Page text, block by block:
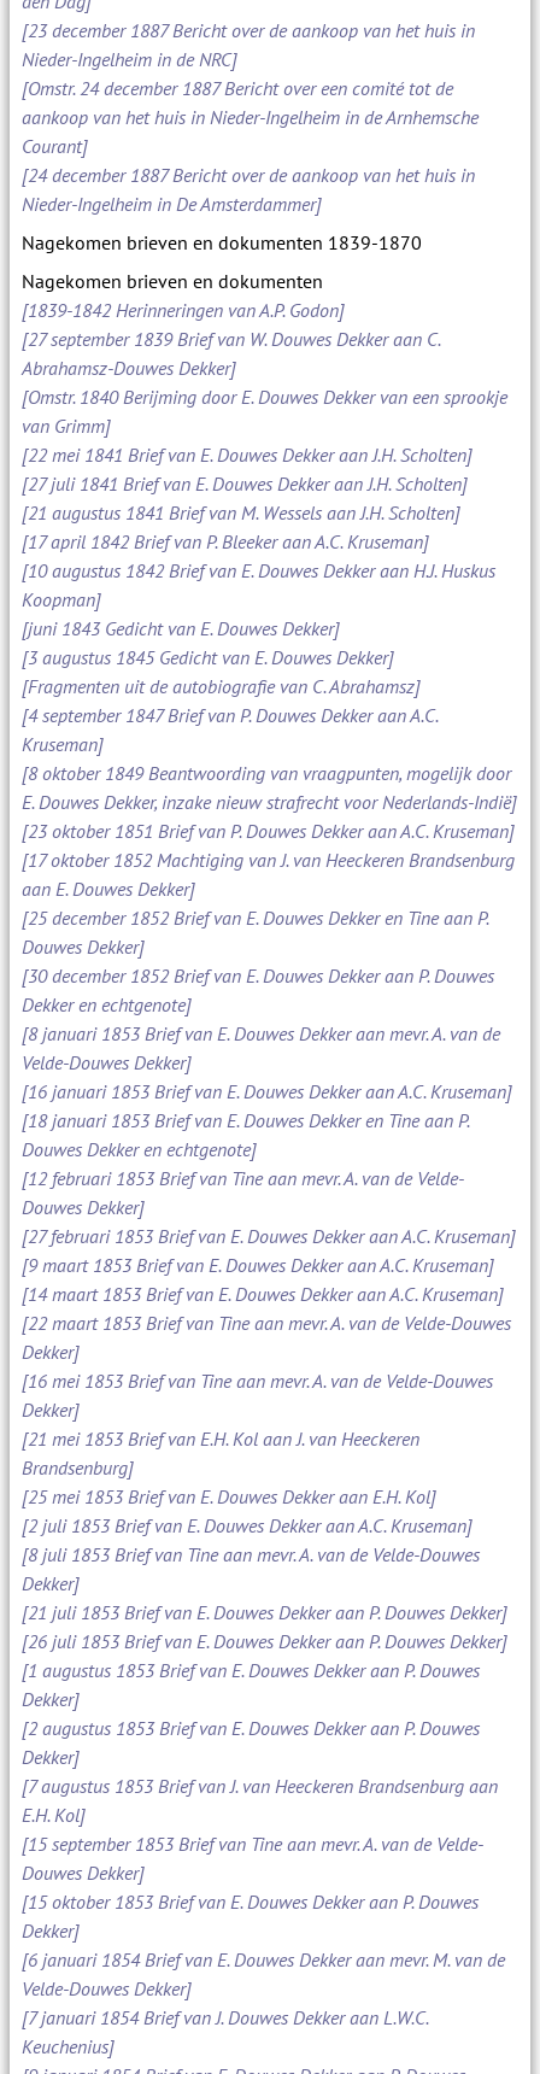
[23 december 1887 Bericht over de aankoop van het huis in
Nieder-Ingelheim in de NRC]
[Omstr. 24 december 1887 Bericht over een comité tot de
aankoop van het huis in Nieder-Ingelheim in de Arnhemsche
Courant]
[24 december 1887 Bericht over de aankoop van het huis in
Nieder-Ingelheim in De Amsterdammer]
Nagekomen brieven en dokumenten 1839-1870
Nagekomen brieven en dokumenten
[1839-1842 Herinneringen van A.P. Godon]
[27 september 1839 Brief van W. Douwes Dekker aan C.
Abrahamsz-Douwes Dekker]
[Omstr. 1840 Berijming door E. Douwes Dekker van een sprookje
van Grimm]
[22 mei 1841 Brief van E. Douwes Dekker aan J.H. Scholten]
[27 juli 1841 Brief van E. Douwes Dekker aan J.H. Scholten]
[21 augustus 1841 Brief van M. Wessels aan J.H. Scholten]
[17 april 1842 Brief van P. Bleeker aan A.C. Kruseman]
[10 augustus 1842 Brief van E. Douwes Dekker aan H.J. Huskus
Koopman]
[juni 1843 Gedicht van E. Douwes Dekker]
[3 augustus 1845 Gedicht van E. Douwes Dekker]
[Fragmenten uit de autobiografie van C. Abrahamsz]
[4 september 1847 Brief van P. Douwes Dekker aan A.C.
Kruseman]
[8 oktober 1849 Beantwoording van vraagpunten, mogelijk door
E. Douwes Dekker, inzake nieuw strafrecht voor Nederlands-Indië]
[23 oktober 1851 Brief van P. Douwes Dekker aan A.C. Kruseman]
[17 oktober 1852 Machtiging van J. van Heeckeren Brandsenburg
aan E. Douwes Dekker]
[25 december 1852 Brief van E. Douwes Dekker en Tine aan P.
Douwes Dekker]
[30 december 1852 Brief van E. Douwes Dekker aan P. Douwes
Dekker en echtgenote]
[8 januari 1853 Brief van E. Douwes Dekker aan mevr. A. van de
Velde-Douwes Dekker]
[16 januari 1853 Brief van E. Douwes Dekker aan A.C. Kruseman]
[18 januari 1853 Brief van E. Douwes Dekker en Tine aan P.
Douwes Dekker en echtgenote]
[12 februari 1853 Brief van Tine aan mevr. A. van de Velde-
Douwes Dekker]
[27 februari 1853 Brief van E. Douwes Dekker aan A.C. Kruseman]
[9 maart 1853 Brief van E. Douwes Dekker aan A.C. Kruseman]
[14 maart 1853 Brief van E. Douwes Dekker aan A.C. Kruseman]
[22 maart 1853 Brief van Tine aan mevr. A. van de Velde-Douwes
Dekker]
[16 mei 1853 Brief van Tine aan mevr. A. van de Velde-Douwes
Dekker]
[21 mei 1853 Brief van E.H. Kol aan J. van Heeckeren
Brandsenburg]
[25 mei 1853 Brief van E. Douwes Dekker aan E.H. Kol]
[2 juli 1853 Brief van E. Douwes Dekker aan A.C. Kruseman]
[8 juli 1853 Brief van Tine aan mevr. A. van de Velde-Douwes
Dekker]
[21 juli 1853 Brief van E. Douwes Dekker aan P. Douwes Dekker]
[26 juli 1853 Brief van E. Douwes Dekker aan P. Douwes Dekker]
[1 augustus 1853 Brief van E. Douwes Dekker aan P. Douwes
Dekker]
[2 augustus 1853 Brief van E. Douwes Dekker aan P. Douwes
Dekker]
[7 augustus 1853 Brief van J. van Heeckeren Brandsenburg aan
E.H. Kol]
[15 september 1853 Brief van Tine aan mevr. A. van de Velde-
Douwes Dekker]
[15 oktober 1853 Brief van E. Douwes Dekker aan P. Douwes
Dekker]
[6 januari 1854 Brief van E. Douwes Dekker aan mevr. M. van de
Velde-Douwes Dekker]
[7 januari 1854 Brief van J. Douwes Dekker aan L.W.C.
Keuchenius]